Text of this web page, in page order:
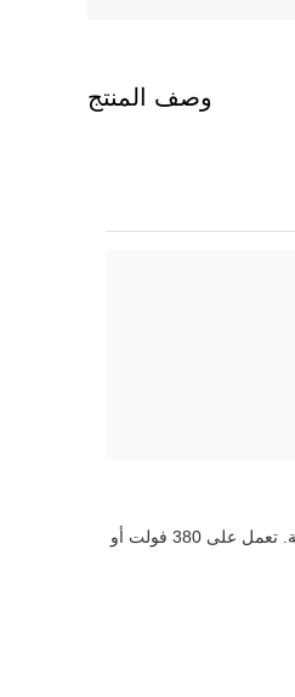
وصف المنتج
خط إنتاج أنابيب الفولاذ 380v/440v يقدم كفاءة عالية لتصنيع أنابيب قطرها 32-129mm.يُنتج هذا النظام الموثوق به أنابيب الفولاذ المغلفة بدقة استثنائية، تلبي معايير الصناعة الصارمة. تعمل على 380 فولت أو